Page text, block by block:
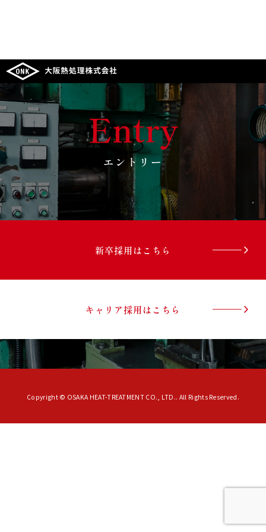
Entry
エントリー
新卒採用はこちら
キャリア採用はこちら
Copyright © OSAKA HEAT-TREATMENT CO., LTD.. All Rights Reserved.